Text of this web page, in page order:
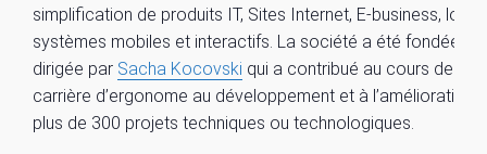
simplification de produits IT, Sites Internet, E-business,
systèmes mobiles et interactifs. La société a été fondée et
dirigée par Sacha Kocovski qui a contribué au cours de sa
carrière d’ergonome au développement et à l’amélioration
plus de 300 projets techniques ou technologiques.